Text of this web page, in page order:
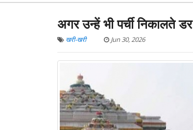
अगर उन्हें भी पर्ची निकालते
खरी-खरी Jun 30, 2026